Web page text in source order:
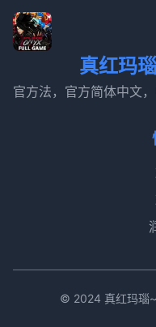
真红玛
官方法，官方简体中文
© 2024 真红玛瑙